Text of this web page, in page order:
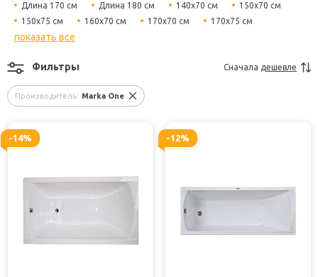
Длина 170 см
Длина 180 см 140х70 см
150х70 см
150х75 см
160х70 см 170х70 см
170х75 см
180х80 см
показать все
Производитель: Marka One
Фильтры Сначала дешевле
-14% -12%